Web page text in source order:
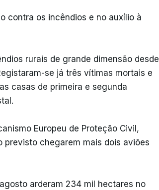
contra os incêndios e no auxílio à
rurais de grande dimensão desde
se já três vítimas mortais e
casas de primeira e segunda
Europeu de Proteção Civil,
previsto chegarem mais dois aviões
arderam 234 mil hectares no